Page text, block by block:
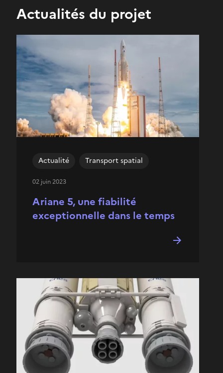
Actualités du projet
Ariane 5, une fiabilité
exceptionnelle dans le temps
Actualité Transport spatial
02 juin 2023